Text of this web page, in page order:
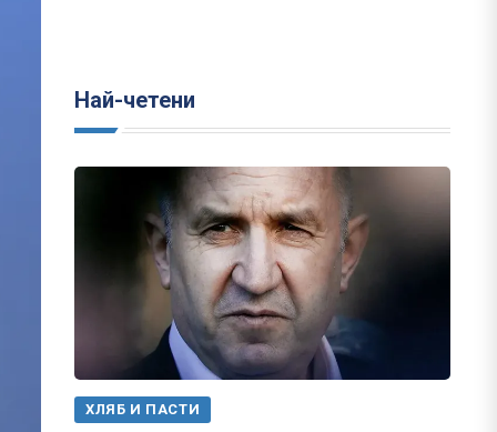
Най-четени
ХЛЯБ И ПАСТИ